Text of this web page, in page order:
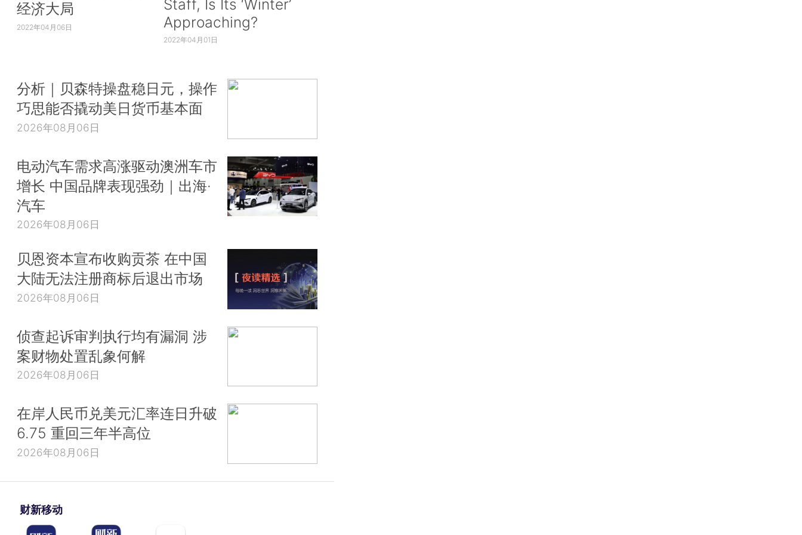
经济大局
2022年04月06日
Staff, Is Its ‘Winter’
Approaching?
2022年04月01日
分析｜贝森特操盘稳日元，操作
巧思能否撬动美日货币基本面
2026年08月06日
电动汽车需求高涨驱动澳洲车市
增长 中国品牌表现强劲｜出海·
汽车
2026年08月06日
贝恩资本宣布收购贡茶 在中国
大陆无法注册商标后退出市场
2026年08月06日
侦查起诉审判执行均有漏洞 涉
案财物处置乱象何解
2026年08月06日
在岸人民币兑美元汇率连日升破
6.75 重回三年半高位
2026年08月06日
财新移动